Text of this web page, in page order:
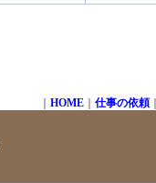
｜ HOME ｜ 仕事の依頼